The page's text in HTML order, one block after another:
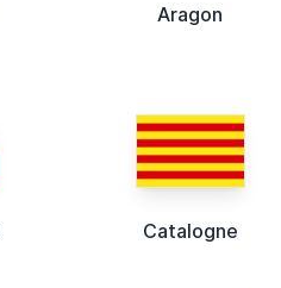
Aragon
Catalogne